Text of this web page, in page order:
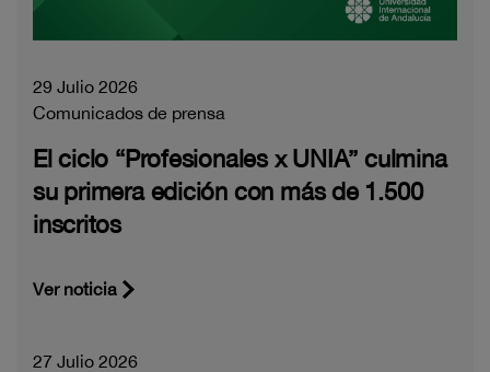
29 Julio 2026
Comunicados de prensa
El ciclo “Profesionales x UNIA” culmina
su primera edición con más de 1.500
inscritos
Ver noticia
27 Julio 2026